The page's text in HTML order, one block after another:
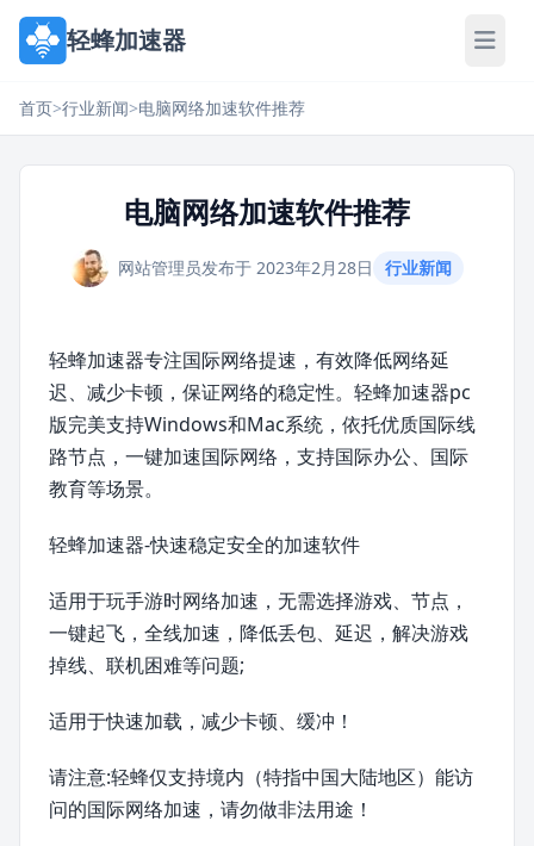
轻蜂加速器
首页>行业新闻>电脑网络加速软件推荐
电脑网络加速软件推荐
网站管理员发布于 2023年2月28日 行业新闻
轻蜂加速器专注国际网络提速，有效降低网络延
迟、减少卡顿，保证网络的稳定性。轻蜂加速器pc
版完美支持Windows和Mac系统，依托优质国际线
路节点，一键加速国际网络，支持国际办公、国际
教育等场景。
轻蜂加速器-快速稳定安全的加速软件
适用于玩手游时网络加速，无需选择游戏、节点，
一键起飞，全线加速，降低丢包、延迟，解决游戏
掉线、联机困难等问题;
适用于快速加载，减少卡顿、缓冲！
请注意:轻蜂仅支持境内（特指中国大陆地区）能访
问的国际网络加速，请勿做非法用途！